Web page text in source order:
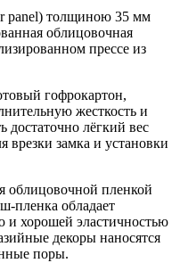
panel) толщиною 35 мм
облицовочная
прессе из
гофрокартон,
жесткость и
достаточно лёгкий вес
врезки замка и установки
облицовочной пленкой
пленка обладает
и хорошей эластичностью
декоры наносятся
поры.